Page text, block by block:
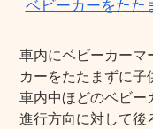
ベビーカーをたた
車内にベビーカーマ
カーをたたまずに子
車内中ほどのベビー
進行方向に対して後